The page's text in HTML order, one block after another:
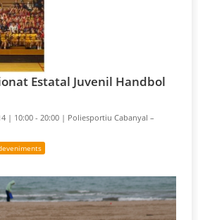
Estatal Juvenil Handbol
| 10:00 - 20:00 | Poliesportiu Cabanyal –